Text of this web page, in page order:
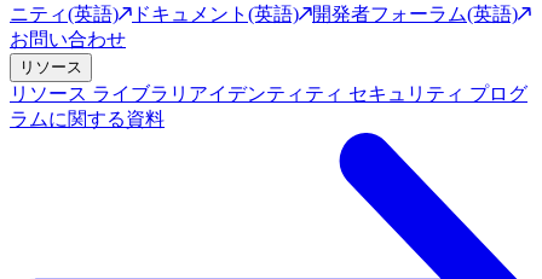
ニティ(英語)
ドキュメント(英語)
開発者フォーラム(英語)
お問い合わせ
リソース
リソース ライブラリ アイデンティティ セキュリティ プログ
ラムに関する資料